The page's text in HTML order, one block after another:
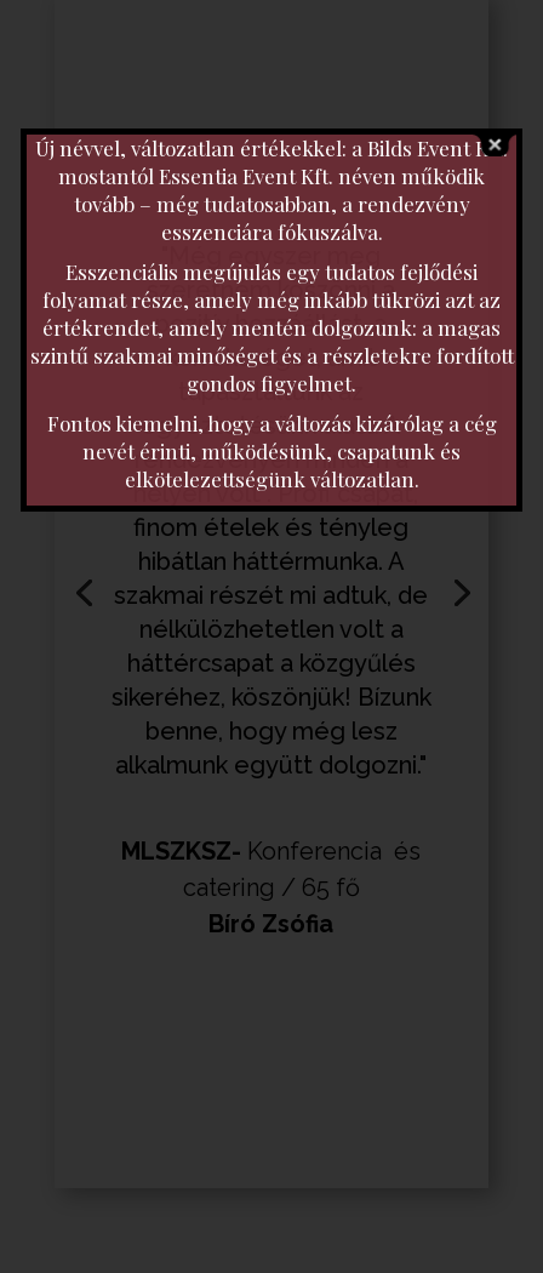
"Még egyszer meg
szeretném köszönni a
pozitív hozzáállást, a
korrektséget, amit
tapasztaltunk az
egyeztetésünk alatt. A
rendezvényen minden a
“helyén volt”. Profi csapat,
finom ételek és tényleg
hibátlan háttérmunka. A
szakmai részét mi adtuk, de
nélkülözhetetlen volt a
háttércsapat a közgyűlés
sikeréhez, köszönjük! Bízunk
benne, hogy még lesz
alkalmunk együtt dolgozni."
MLSZKSZ- Konferencia és
catering / 65 fő
Bíró Zsófia
Új névvel, változatlan értékekkel: a Bilds Event Kft.
mostantól Essentia Event Kft. néven működik
tovább – még tudatosabban, a rendezvény
esszenciára fókuszálva.
Esszenciális megújulás egy tudatos fejlődési
folyamat része, amely még inkább tükrözi azt az
értékrendet, amely mentén dolgozunk: a magas
szintű szakmai minőséget és a részletekre fordított
gondos figyelmet.
Fontos kiemelni, hogy a változás kizárólag a cég
nevét érinti, működésünk, csapatunk és
elkötelezettségünk változatlan.